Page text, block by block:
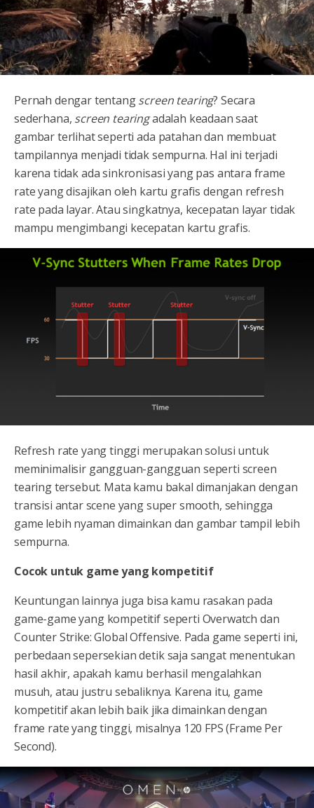
Pernah dengar tentangscreen tearing? Secara
sederhana, screen tearingadalah keadaan saat
gambar terlihat seperti ada patahan dan membuat
tampilannya menjadi tidak sempurna. Hal ini terjadi
karena tidak ada sinkronisasi yang pas antara frame
rate yang disajikan oleh kartu grafis dengan refresh
rate pada layar. Atau singkatnya, kecepatan layar tidak
mampu mengimbangi kecepatan kartu grafis.
Refresh rate yang tinggi merupakan solusi untuk
meminimalisir gangguan-gangguan seperti screen
tearing tersebut. Mata kamu bakal dimanjakan dengan
transisi antar scene yang super smooth, sehingga
game lebih nyaman dimainkan dan gambar tampil lebih
sempurna.
Cocok untuk game yang kompetitif
Keuntungan lainnya juga bisa kamu rasakan pada
game-game yang kompetitif seperti Overwatch dan
Counter Strike: Global Offensive. Pada game seperti ini,
perbedaan sepersekian detik saja sangat menentukan
hasil akhir, apakah kamu berhasil mengalahkan
musuh, atau justru sebaliknya. Karena itu, game
kompetitif akan lebih baik jika dimainkan dengan
frame rate yang tinggi, misalnya 120 FPS (Frame Per
Second).